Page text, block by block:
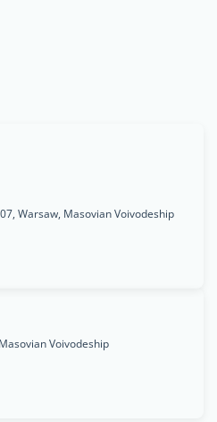
Warsaw, Masovian Voivodeship
Voivodeship